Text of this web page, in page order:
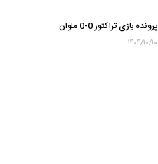
پرونده بازی تراکتور 0-0 ملوان
۱۴۰۴/۱۰/۱۰